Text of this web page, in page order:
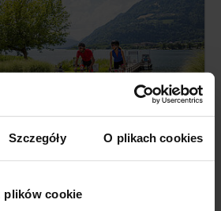
Szczegóły O plikach cookies
plików cookie
– informacje
warunki dla kolarzy